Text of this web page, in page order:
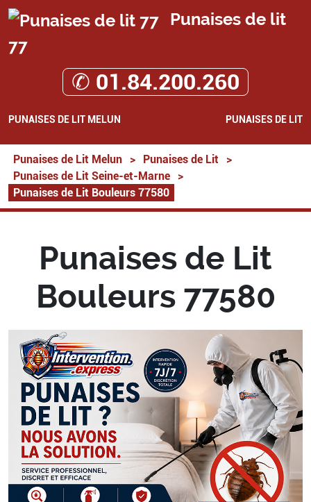
Punaises de lit
77
✆ 01.84.200.260
PUNAISES DE LIT MELUN PUNAISES DE LIT
Punaises de Lit Melun > Punaises de Lit
>
Punaises de Lit Seine-et-Marne
>
Punaises de Lit Bouleurs 77580
Punaises de Lit
Bouleurs 77580